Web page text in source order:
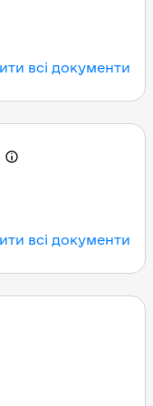
всі документи
всі документи